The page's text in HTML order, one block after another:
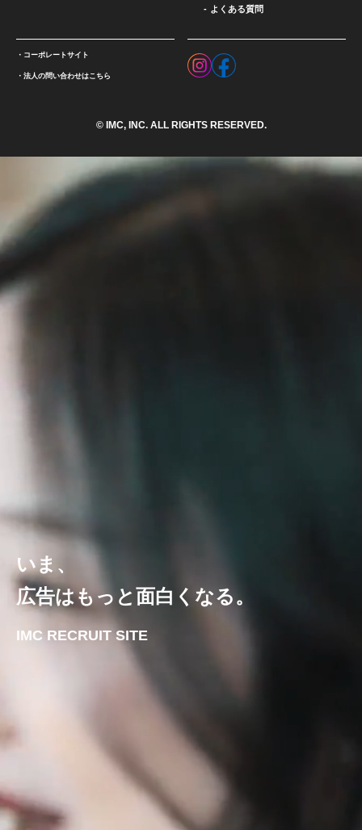
よくある質問
コーポレートサイト
法人の問い合わせはこちら
© IMC, INC. ALL RIGHTS RESERVED.
いま、
広告はもっと面白くなる。
IMC RECRUIT SITE